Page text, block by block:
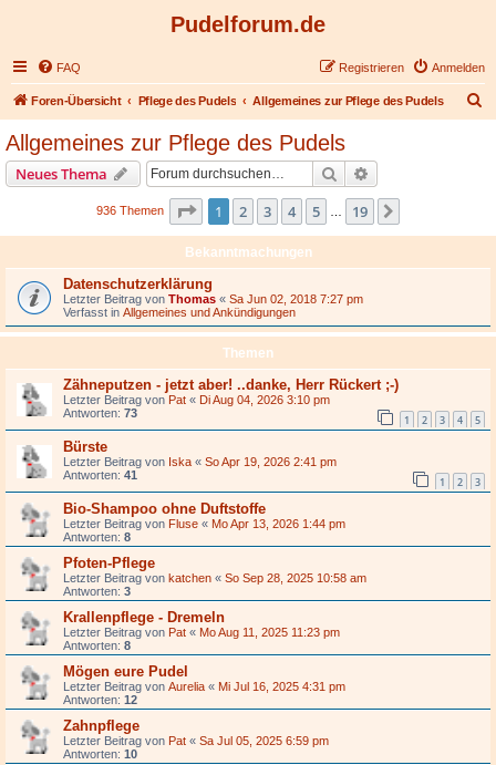
Pudelforum.de
FAQ Anmelden
Registrieren
Foren-Übersicht Pflege des Pudels Allgemeines zur Pflege des Pudels
Allgemeines zur Pflege des Pudels
Neues Thema Suche
936 Themen Seite 1von 19
1 2 3 4 5 19
Bekanntmachungen
Datenschutzerklärung
Letzter Beitrag von Thomas « Sa Jun 02, 2018 7:27 pm
Verfasst in Allgemeines und Ankündigungen
Themen
Zähneputzen - jetzt aber! ..danke, Herr Rückert ;-)
Letzter Beitrag von Pat « Di Aug 04, 2026 3:10 pm
Antworten: 73 1 2 3 4 5
Bürste
Letzter Beitrag von Iska « So Apr 19, 2026 2:41 pm
Antworten: 41 1 2 3
Bio-Shampoo ohne Duftstoffe
Letzter Beitrag von Fluse « Mo Apr 13, 2026 1:44 pm
Antworten: 8
Pfoten-Pflege
Letzter Beitrag von katchen « So Sep 28, 2025 10:58 am
Antworten: 3
Krallenpflege - Dremeln
Letzter Beitrag von Pat « Mo Aug 11, 2025 11:23 pm
Antworten: 8
Mögen eure Pudel
Letzter Beitrag von Aurelia « Mi Jul 16, 2025 4:31 pm
Antworten: 12
Zahnpflege
Letzter Beitrag von Pat « Sa Jul 05, 2025 6:59 pm
Antworten: 10